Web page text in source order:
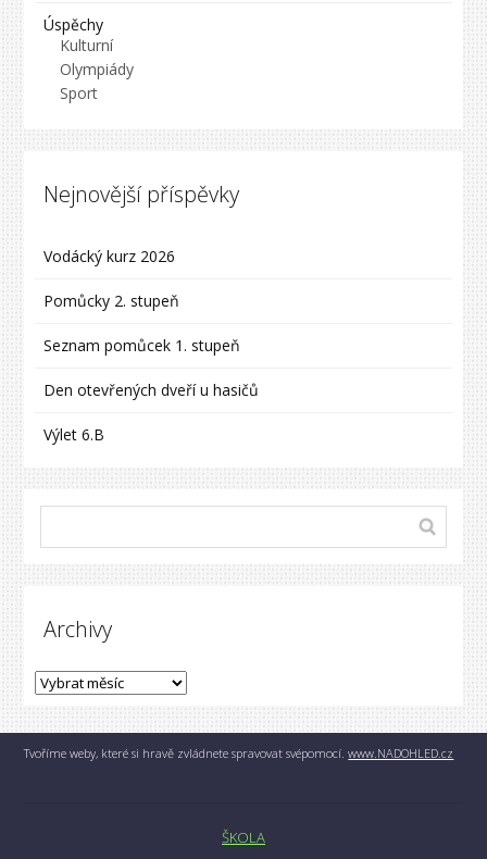
Úspěchy
Kulturní
Olympiády
Sport
Nejnovější příspěvky
Vodácký kurz 2026
Pomůcky 2. stupeň
Seznam pomůcek 1. stupeň
Den otevřených dveří u hasičů
Výlet 6.B
Archivy
Tvoříme weby, které si hravě zvládnete spravovat svépomocí.www.NADOHLED.cz
ŠKOLA